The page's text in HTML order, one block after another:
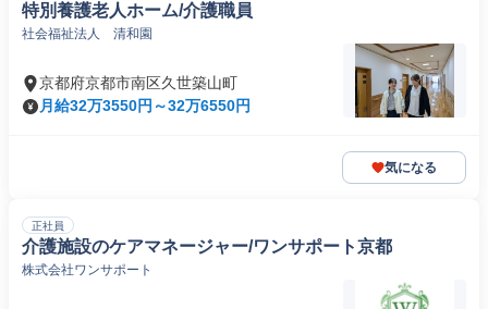
特別養護老人ホーム/介護職員
社会福祉法人 清和園
京都府京都市南区久世築山町
月給32万3550円～32万6550円
気になる
正社員
介護施設のケアマネージャー/ワンサポート京都
株式会社ワンサポート